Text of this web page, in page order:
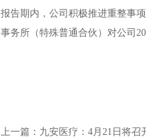
报告期内，公司积极推进重整事
事务所（特殊普通合伙）对公司
上一篇： 九安医疗：4月21日将召